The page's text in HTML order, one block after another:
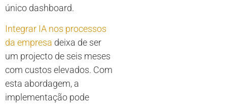
único dashboard.
Integrar IA nos processos
da empresa deixa de ser
um projecto de seis meses
com custos elevados. Com
esta abordagem, a
implementação pode